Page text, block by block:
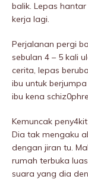
balik. Lepas
kerja lagi.
Perjalanan pergi
sebulan 4 – 5 kali
cerita, lepas
ibu untuk
ibu kena
Kemuncak
Dia tak mengaku
dengan jiran tu.
rumah terbuka
suara yang dia